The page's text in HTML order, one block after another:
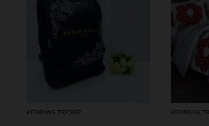
KENBANG TRÉSOR KENBANG